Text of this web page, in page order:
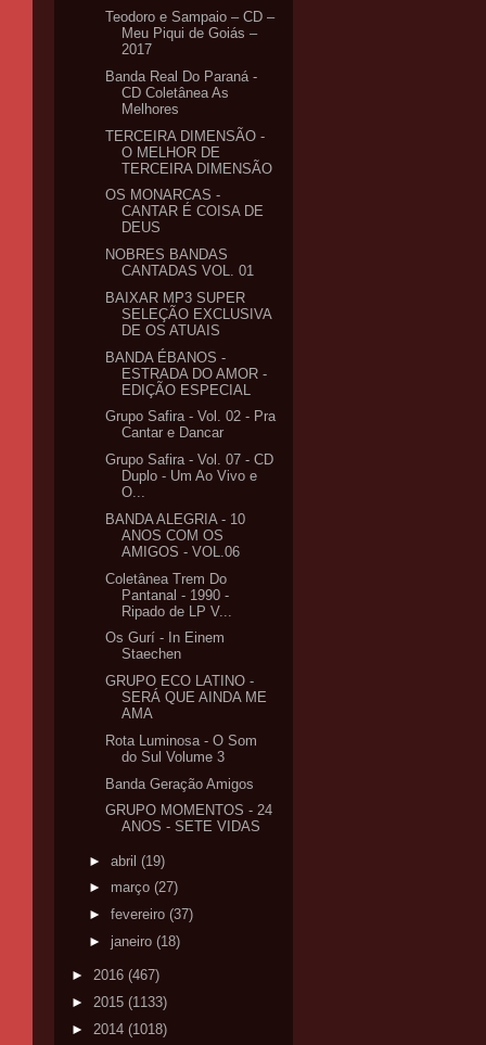
Teodoro e Sampaio – CD –
Meu Piqui de Goiás –
2017
Banda Real Do Paraná -
CD Coletânea As
Melhores
TERCEIRA DIMENSÃO -
O MELHOR DE
TERCEIRA DIMENSÃO
OS MONARCAS -
CANTAR É COISA DE
DEUS
NOBRES BANDAS
CANTADAS VOL. 01
BAIXAR MP3 SUPER
SELEÇÃO EXCLUSIVA
DE OS ATUAIS
BANDA ÉBANOS -
ESTRADA DO AMOR -
EDIÇÃO ESPECIAL
Grupo Safira - Vol. 02 - Pra
Cantar e Dancar
Grupo Safira - Vol. 07 - CD
Duplo - Um Ao Vivo e
O...
BANDA ALEGRIA - 10
ANOS COM OS
AMIGOS - VOL.06
Coletânea Trem Do
Pantanal - 1990 -
Ripado de LP V...
Os Gurí - In Einem
Staechen
GRUPO ECO LATINO -
SERÁ QUE AINDA ME
AMA
Rota Luminosa - O Som
do Sul Volume 3
Banda Geração Amigos
GRUPO MOMENTOS - 24
ANOS - SETE VIDAS
► abril (19)
► março (27)
► fevereiro (37)
► janeiro (18)
► 2016 (467)
► 2015 (1133)
► 2014 (1018)